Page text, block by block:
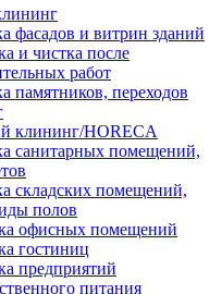
фасадов и витрин зданий
и чистка после
работ
памятников, переходов
клининг/HORECA
санитарных помещений,
складских помещений,
полов
офисных помещений
гостиниц
предприятий
питания